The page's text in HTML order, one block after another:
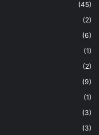
(45)
(2)
(6)
(1)
(2)
(9)
(1)
(3)
(3)